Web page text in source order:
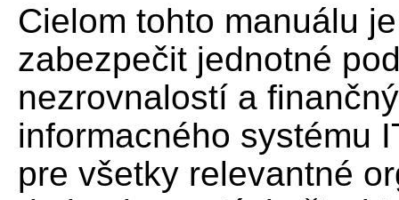
Cielom tohto manuálu
zabezpečit jednotné
nezrovnalostí a
informacného systému
pre všetky relevantné